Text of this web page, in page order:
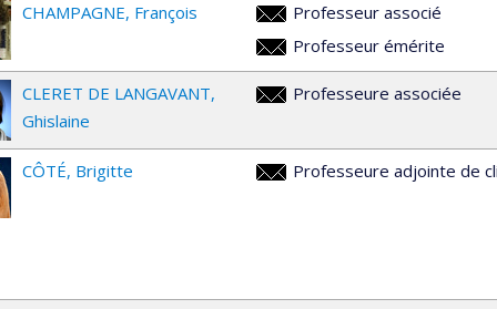
CHAMPAGNE François
Professeur associé
Professeur émérite
CLERET DE LANGAVANT
Ghislaine
Professeure associée
CÔTÉ Brigitte
Professeure adjointe de